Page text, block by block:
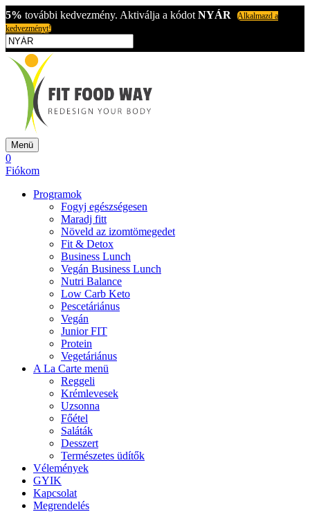
5% további kedvezmény. Aktiválja a kódot NYÁR
Alkalmazd a
kedvezményt!
Menü
0
Fiókom
Programok
Fogyj egészségesen
Maradj fitt
Növeld az izomtömegedet
Fit & Detox
Business Lunch
Vegán Business Lunch
Nutri Balance
Low Carb Keto
Pescetáriánus
Vegán
Junior FIT
Protein
Vegetáriánus
A La Carte menü
Reggeli
Krémlevesek
Uzsonna
Főétel
Saláták
Desszert
Természetes üdítők
Vélemények
GYIK
Kapcsolat
Megrendelés